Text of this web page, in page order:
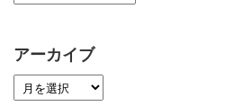
アーカイブ